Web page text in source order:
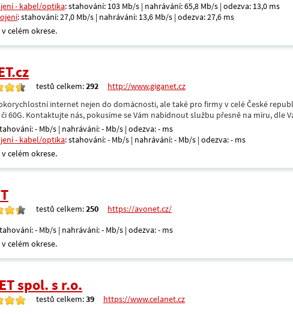
- kabel/optika: stahování: 103 Mb/s | nahrávání: 65,8 Mb/s | odezva: 13,0 ms
: stahování: 27,0 Mb/s | nahrávání: 13,6 Mb/s | odezva: 27,6 ms
celém okrese.
testů celkem:292
http://www.giganet.cz
internet nejen do domácnosti, ale také pro firmy v celé České
60G. Kontaktujte nás, pokusíme se Vám nabídnout službu přesně na míru, dle
- Mb/s | nahrávání: - Mb/s | odezva: - ms
- kabel/optika: stahování: - Mb/s | nahrávání: - Mb/s | odezva: - ms
celém okrese.
testů celkem:250
https://avonet.cz/
- Mb/s | nahrávání: - Mb/s | odezva: - ms
celém okrese.
spol. s r.o.
testů celkem:39
https://www.celanet.cz